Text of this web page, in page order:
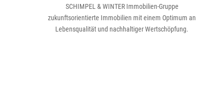
SCHIMPEL & WINTER Immobilien-Gruppe
zukunftsorientierte Immobilien mit einem Optimum an
Lebensqualität und nachhaltiger Wertschöpfung.